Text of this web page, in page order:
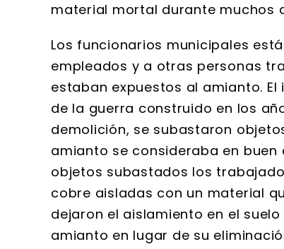
material mortal durante muchos
Los funcionarios municipales
empleados y a otras personas
estaban expuestos al amianto.
de la guerra construido en los
demolición, se subastaron
amianto se consideraba en
objetos subastados los
cobre aisladas con un material
dejaron el aislamiento en el
amianto en lugar de su